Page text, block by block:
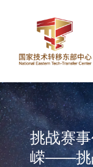
挑战赛
嵘——挑